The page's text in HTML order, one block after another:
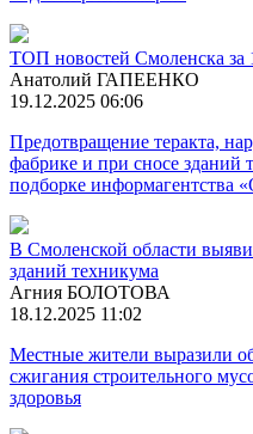
ТОП новостей Смоленска за
Анатолий ГАПЕЕНКО
19.12.2025 06:06
Предотвращение теракта,
фабрике и при сносе зданий
подборке информагентства
В Смоленской области
зданий техникума
Агния БОЛОТОВА
18.12.2025 11:02
Местные жители выразили
сжигания строительного
здоровья